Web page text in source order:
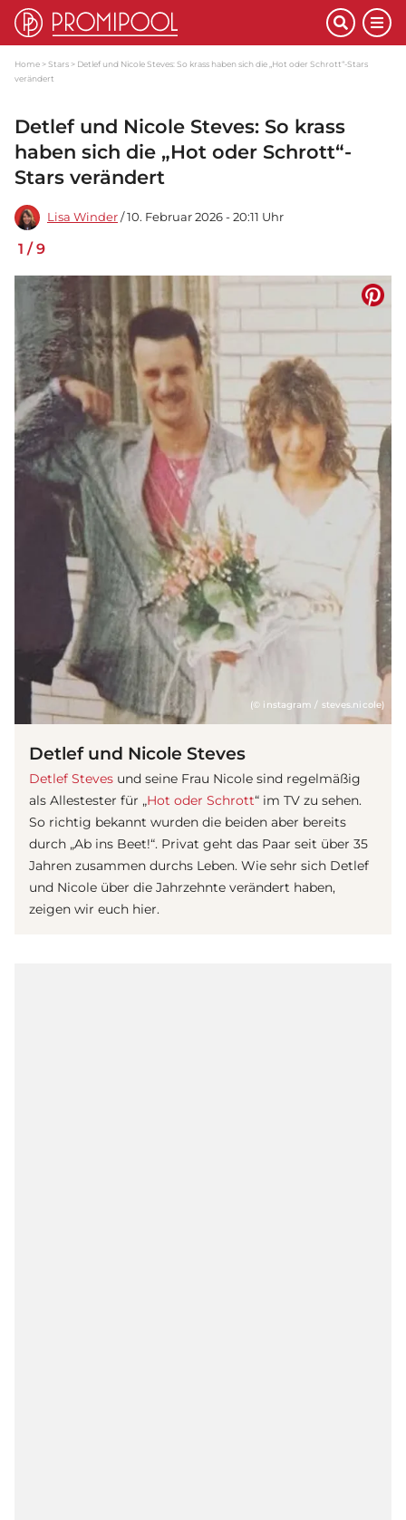
Home Stars
Detlef und Nicole Steves: So krass haben sich die „Hot oder Schrott“-Stars
verändert
Detlef und Nicole Steves: So krass
haben sich die „Hot oder Schrott“-
Stars verändert
Lisa Winder / 10. Februar 2026 - 20:11 Uhr
1 /9
(© instagram / steves.nicole)
Detlef und Nicole Steves
Detlef Steves und seine Frau Nicole sind regelmäßig
als Allestester für „Hot oder Schrott“ im TV zu sehen.
So richtig bekannt wurden die beiden aber bereits
durch „Ab ins Beet!“. Privat geht das Paar seit über 35
Jahren zusammen durchs Leben. Wie sehr sich Detlef
und Nicole über die Jahrzehnte verändert haben,
zeigen wir euch hier.